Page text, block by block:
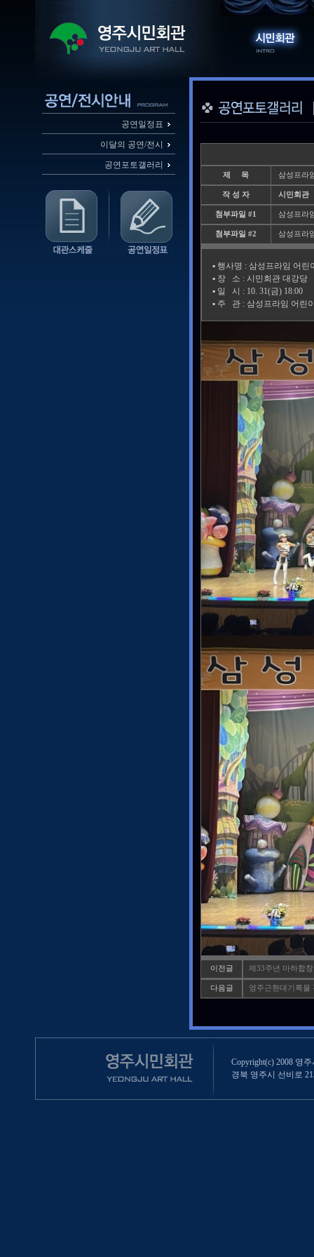
공연일정표
이달의 공연/전시
공연포토갤러리
제 목 삼성프라
작 성 자 시민회관
첨부파일 #1 삼성프라
첨부파일 #2 삼성프라
▪️ 행사명 : 삼성프라임 어린
▪️ 장 소 : 시민회관 대강당
▪️ 일 시 : 10. 31(금) 18:00
▪️ 주 관 : 삼성프라임 어린
이전글 제33주년 마하합
다음글 영주근현대기록물
Copyright(c) 2008 영
경북 영주시 선비로